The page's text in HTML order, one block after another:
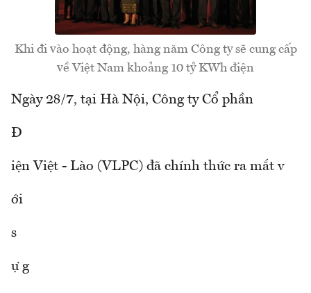
Khi đi vào hoạt động, hàng năm Công ty sẽ cung cấp
về Việt Nam khoảng 10 tỷ KWh điện
Ngày 28/7, tại Hà Nội, Công ty Cổ phần
Đ
iện Việt - Lào (VLPC) đã chính thức ra mắt v
ới
s
ự g